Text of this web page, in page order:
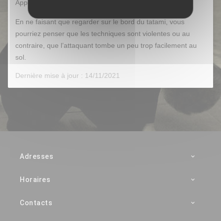
Apportez un tee-shirt et un pantalon de survêtement.
En ne faisant que regarder sur le bord du tatami, vous
pourriez penser que les techniques sont violentes ou au
contraire, que l’attaquant tombe un peu trop facilement au
sol.
Dernière mise à jour : 14/11/2021
Adresses
Horaires
Contacts